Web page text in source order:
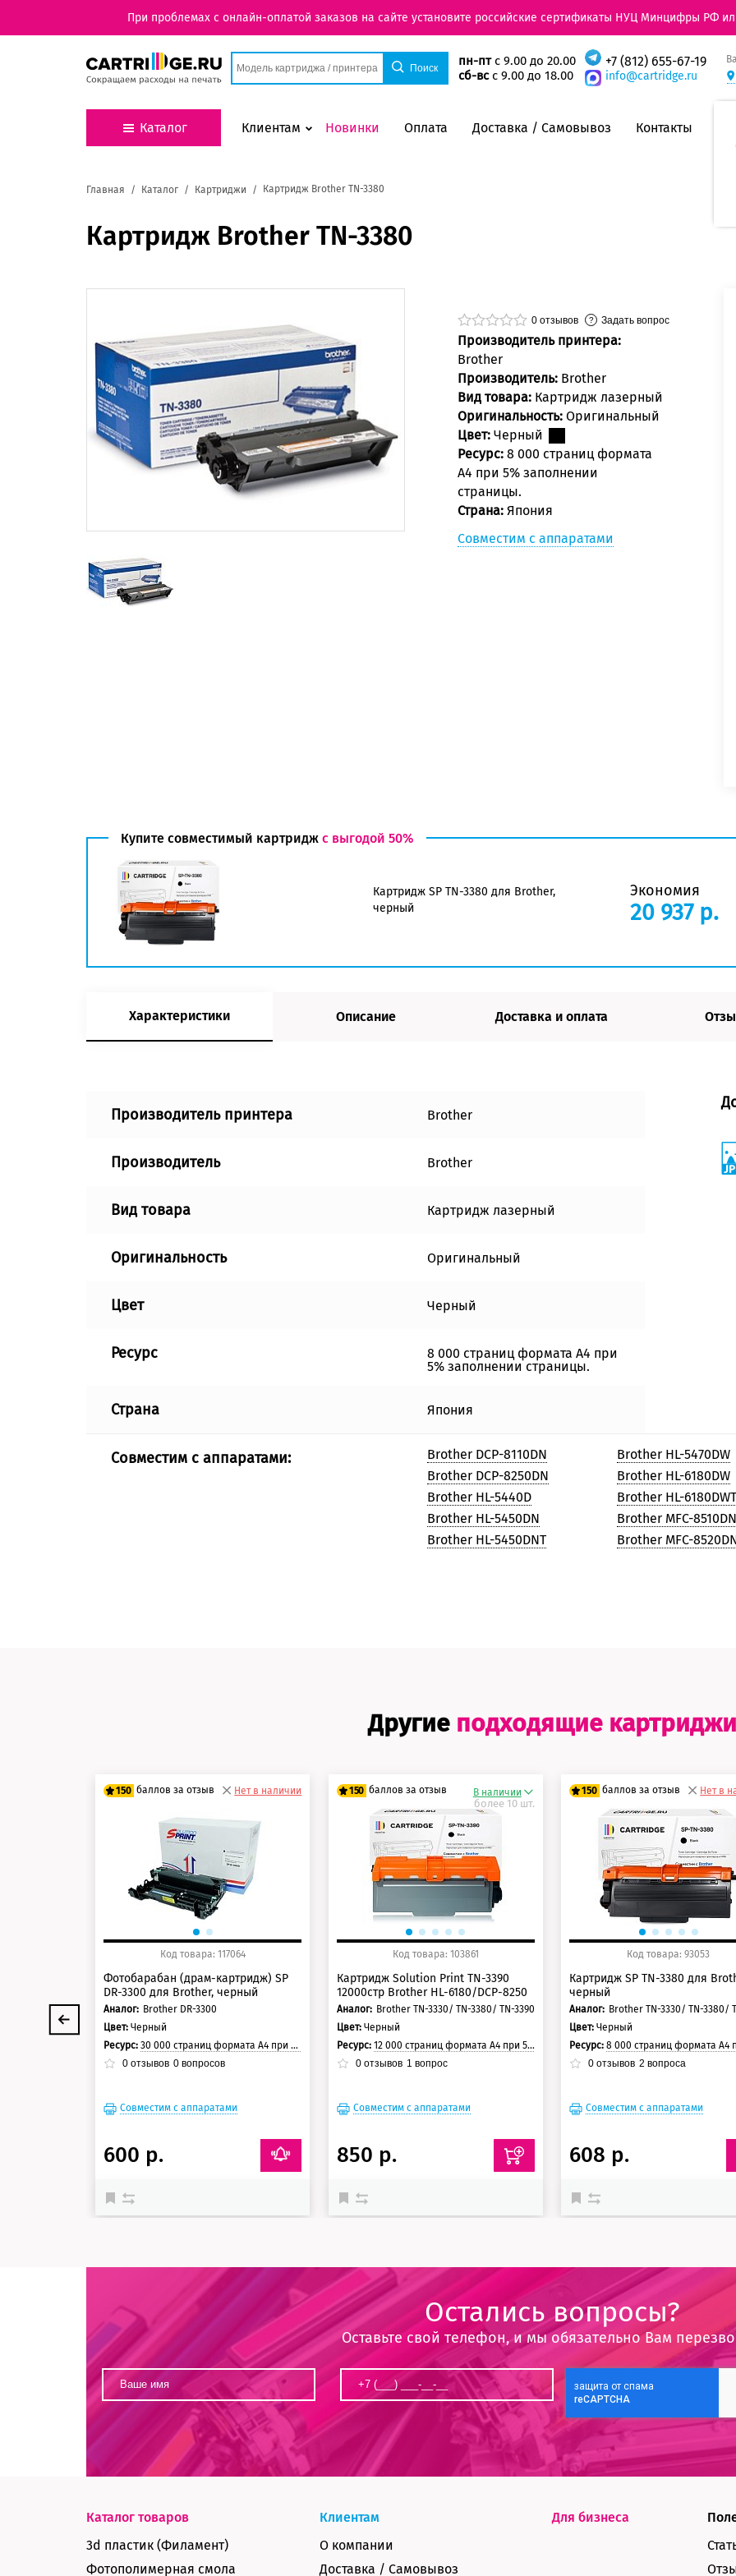
При проблемах с онлайн-оплатой заказов на сайте установите российские сертификаты НУЦ Минцифры РФ
пн-птс 9.00 до 20.00
сб-всс 9.00 до 18.00
+7 (812) 655-67-19
info@cartridge.ru
Каталог Клиентам Новинки Оплата Доставка / Самовывоз Контакты
Главная Каталог Картриджи Картридж Brother TN-3380
Картридж Brother TN-3380
0 отзывов Задать вопрос
Производитель принтера:
Brother
Производитель: Brother
Вид товара: Картридж лазерный
Оригинальность: Оригинальный
Цвет: Черный
Ресурс: 8 000 страниц формата
А4 при 5% заполнении
страницы.
Страна: Япония
Совместим с аппаратами
Купите совместимый картридж с выгодой 50%
Картридж SP TN-3380 для Brother,
черный
Экономия
20 937 р.
Характеристики Описание Доставка и оплата
Производитель принтера Brother
Производитель Brother
Вид товара Картридж лазерный
Оригинальность Оригинальный
Цвет Черный
Ресурс
8 000 страниц формата А4 при
5% заполнении страницы.
Страна Япония
Совместим с аппаратами:
Brother DCP-8110DN
Brother DCP-8250DN
Brother HL-5440D
Brother HL-5450DN
Brother HL-5450DNT
Brother HL-5470DW
Brother HL-6180DW
Brother HL-6180DWT
Brother MFC-8510DN
Brother MFC-
Другие подходящие картриджи
150 баллов за отзыв
125 баллов
150 баллов
Нет в наличии
Код товара: 117064
Фотобарабан (драм-картридж) SP
DR-3300 для Brother, черный
Аналог: Brother DR-3300
Цвет: Черный
Ресурс:30 000 страниц формата А4 при 5% заполнении страницы
0 отзывов 0 вопросов
Совместим с аппаратами
600 р.
150 баллов за отзыв
125 баллов
150 баллов
В наличии
более 10 шт.
Код товара: 103861
Картридж Solution Print TN-3390
12000стр Brother HL-6180/DCP-8250
Аналог: Brother TN-3330/ TN-3380/ TN-3390
Цвет: Черный
Ресурс: 12 000 страниц формата А4 при 5% заполнении страницы
0отзывов 1 вопрос
Совместим с аппаратами
850 р.
150 баллов за отзыв
125 баллов
150 баллов
Нет в
Код товара: 93053
Картридж SP TN-3380 для
черный
Аналог:
Цвет: Черный
Ресурс:8 000 страниц формата А4 при 5% заполнении
0 отзывов 2 вопроса
Совместим с аппаратами
608 р.
Остались вопросы?
Оставьте свой телефон, и мы обязательно Вам
Каталог товаров
3d пластик (Филамент)
Фотополимерная смола
Клиентам
О компании
Доставка / Самовывоз
Для бизнеса